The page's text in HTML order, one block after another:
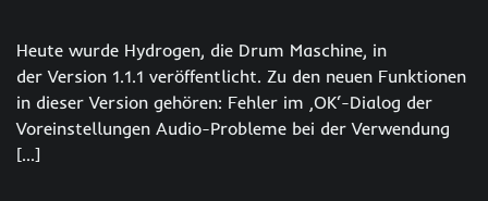
Heute wurde Hydrogen, die Drum Maschine, in
der Version 1.1.1 veröffentlicht. Zu den neuen Funktionen
in dieser Version gehören: Fehler im ‚OK‘-Dialog der
Voreinstellungen Audio-Probleme bei der Verwendung
[…]